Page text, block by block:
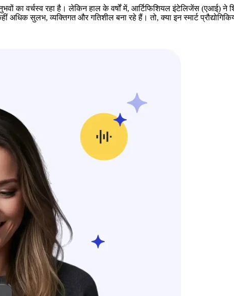
का वर्चस्व रहा है। लेकिन हाल के वर्षों में, आर्टिफिशियल इंटेलिजेंस (एआई)
अधिक सुलभ, व्यक्तिगत और गतिशील बना रहे हैं। तो, क्या इन स्मार्ट